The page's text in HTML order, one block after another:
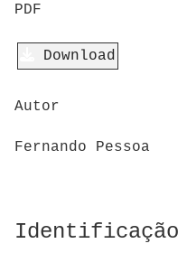
PDF
Download
Autor
Fernando Pessoa
Identificação